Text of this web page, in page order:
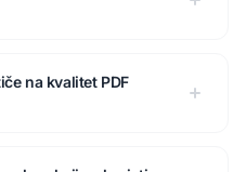
na kvalitet PDF